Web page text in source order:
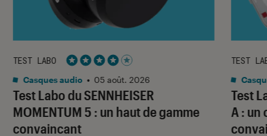
Test Labo du SENNHEISER
MOMENTUM 5 : un haut de gamme
convaincant
TEST LABO
Noté 4 étoiles sur 5
Casques audio • 05 août. 2026
Test
A : un
TEST